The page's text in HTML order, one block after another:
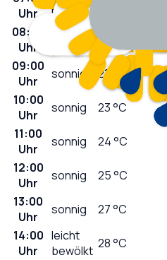
Uhr
Regen
08:00
Uhr
bedeckt19
09:00
Uhr
sonnig 21 °C
10:00
Uhr
sonnig 23°C
11:00
Uhr
sonnig 24°C
12:00
Uhr
sonnig 25°C
13:00
Uhr
sonnig 27°C
14:00
Uhr
leicht
bewölkt 28°C